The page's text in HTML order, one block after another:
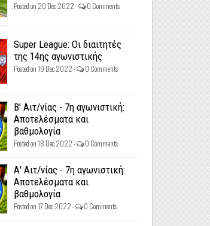
Posted on 20 Dec 2022 - 0 Comments
Super League: Οι διαιτητές
της 14ης αγωνιστικής
Posted on 19 Dec 2022 - 0 Comments
Β' Αιτ/νίας - 7η αγωνιστική:
Αποτελέσματα και
βαθμολογία
Posted on 18 Dec 2022 - 0 Comments
Α' Αιτ/νίας - 7η αγωνιστική:
Αποτελέσματα και
βαθμολογία
Posted on 17 Dec 2022 - 0 Comments